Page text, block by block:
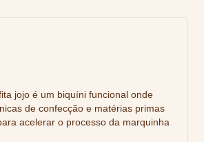
jojo é um biquíni funcional onde
de confecção e matérias primas
acelerar o processo da marquinha